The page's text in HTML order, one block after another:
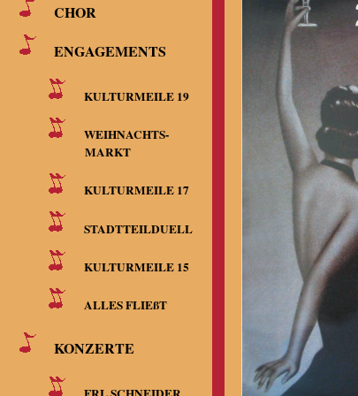
CHOR
ENGAGEMENTS
KULTURMEILE 19
WEIHNACHTS-
MARKT
KULTURMEILE 17
STADTTEILDUELL
KULTURMEILE 15
ALLES FLIEßT
KONZERTE